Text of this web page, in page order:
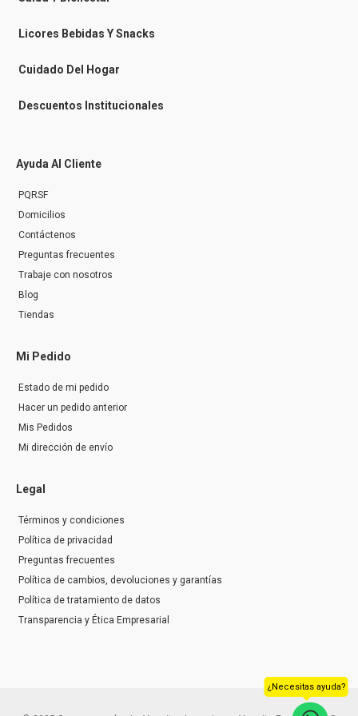
s
n
g
r
Licores Bebidas Y Snacks
Cuidado Del Hogar
Descuentos Institucionales
Ayuda Al Cliente
PQRSF
Domicilios
Contáctenos
Preguntas frecuentes
Trabaje con nosotros
Blog
Tiendas
Mi Pedido
Estado de mi pedido
Hacer un pedido anterior
Mis Pedidos
Mi dirección de envío
Legal
Términos y condiciones
Política de privacidad
Preguntas frecuentes
Política de cambios, devoluciones y garantías
Política de tratamiento de datos
Transparencia y Ética Empresarial
¿Necesitas ayuda?